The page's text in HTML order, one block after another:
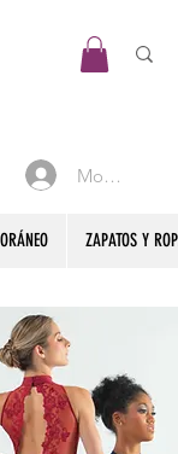
Mon compte
ZAPATOS Y